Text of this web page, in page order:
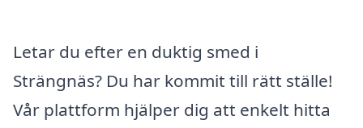
Letar du efter en duktig smed i
Strängnäs? Du har kommit till rätt ställe!
Vår plattform hjälper dig att enkelt hitta